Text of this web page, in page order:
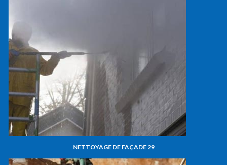
NETTOYAGE DE FAÇADE 29